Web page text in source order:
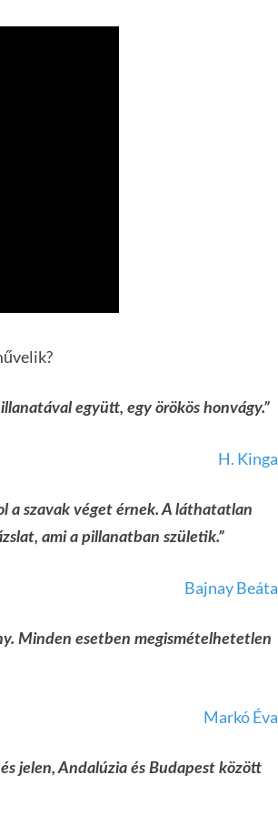
együtt, egy örökös honvágy.”
H. Kinga
a szavak véget érnek. A láthatatlan
ami a pillanatban születik.”
Bajnay Beáta
Minden esetben megismételhetetlen
Markó Éva
jelen, Andalúzia és Budapest között